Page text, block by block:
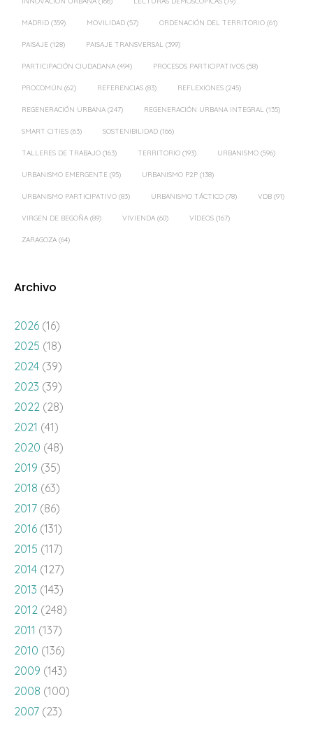
MADRID (359) MOVILIDAD (57) ORDENACIÓN DEL TERRITORIO (61)
PAISAJE (128) PAISAJE TRANSVERSAL (399)
PARTICIPACIÓN CIUDADANA (494) PROCESOS PARTICIPATIVOS (58)
PROCOMÚN (62) REFERENCIAS (83) REFLEXIONES (245)
REGENERACIÓN URBANA (247) REGENERACIÓN URBANA INTEGRAL (135)
SMART CITIES (63) SOSTENIBILIDAD (166)
TALLERES DE TRABAJO (163) TERRITORIO (193) URBANISMO (596)
URBANISMO EMERGENTE (95) URBANISMO P2P (138)
URBANISMO PARTICIPATIVO (83) URBANISMO TÁCTICO (78) VDB (91)
VIRGEN DE BEGOÑA (89) VIVIENDA (60) VÍDEOS (167)
ZARAGOZA (64)
Archivo
2026 (16)
2025 (18)
2024 (39)
2023 (39)
2022 (28)
2021 (41)
2020 (48)
2019 (35)
2018 (63)
2017 (86)
2016 (131)
2015 (117)
2014 (127)
2013 (143)
2012 (248)
2011 (137)
2010 (136)
2009 (143)
2008 (100)
2007 (23)